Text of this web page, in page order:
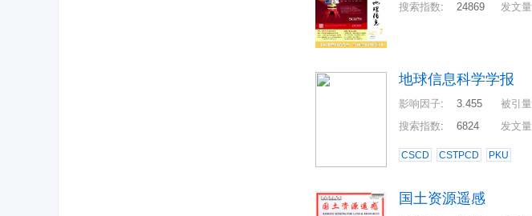
搜索指数: 24869 发文量
地球信息科学学报
影响因子: 3.455 被引量
搜索指数: 6824 发文量
CSCD CSTPCD PKU
国土资源遥感